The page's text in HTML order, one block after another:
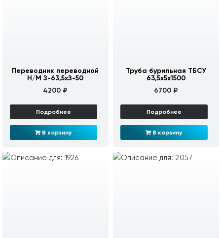
Переводник переводной
Н/М З-63,5хЗ-50
4200 ₽
Подробнее
В корзину
Труба бурильная ТБСУ
63,5х5х1500
6700 ₽
Подробнее
В корзину